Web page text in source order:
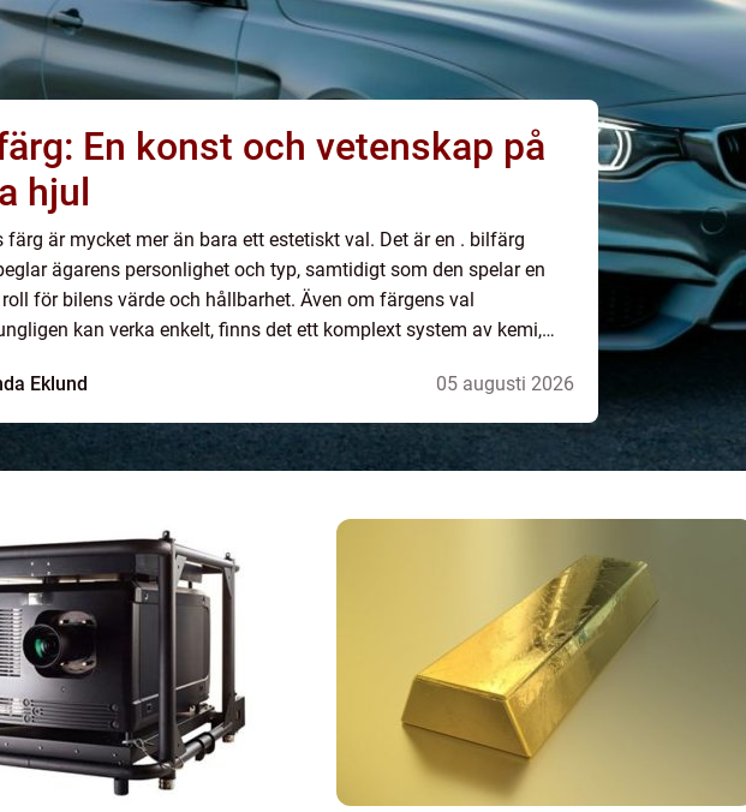
En konst och vetenskap på
hjul
färg är mycket mer än bara ett estetiskt val. Det är en . bilfärg
ägarens personlighet och typ, samtidigt som den spelar en
för bilens värde och hållbarhet. Även om färgens val
kan verka enkelt, finns det ett komplext system av kemi,
Eklund
05 augusti 2026